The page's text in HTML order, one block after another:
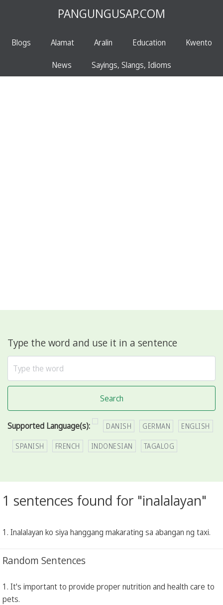
PANGUNGUSAP.COM
Blogs Alamat Aralin Education Kwento
News Sayings, Slangs, Idioms
Type the word and use it in a sentence
Search
Supported Language(s): DANISH GERMAN ENGLISH
SPANISH FRENCH INDONESIAN TAGALOG
1 sentences found for "inalalayan"
1. Inalalayan ko siya hanggang makarating sa abangan ng taxi.
Random Sentences
1. It's important to provide proper nutrition and health care to
pets.